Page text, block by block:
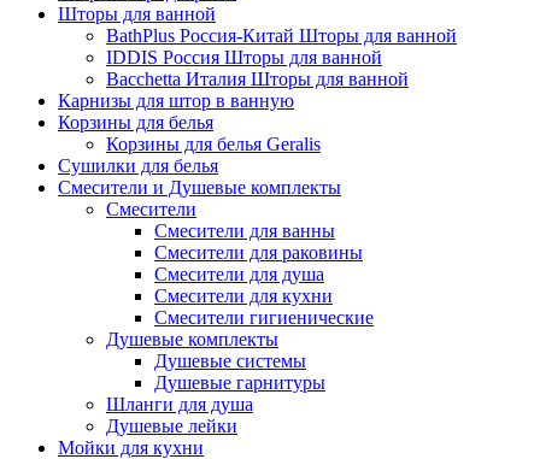
Шторы для ванной
BathPlus Россия-Китай Шторы для ванной
IDDIS Россия Шторы для ванной
Bacchetta Италия Шторы для ванной
Карнизы для штор в ванную
Корзины для белья
Корзины для белья Geralis
Сушилки для белья
Смесители и Душевые комплекты
Смесители
Смесители для ванны
Смесители для раковины
Смесители для душа
Смесители для кухни
Смесители гигиенические
Душевые комплекты
Душевые системы
Душевые гарнитуры
Шланги для душа
Душевые лейки
Мойки для кухни